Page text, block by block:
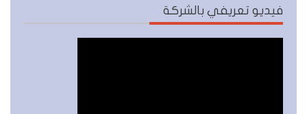
فيديو تعريفي بالشركة